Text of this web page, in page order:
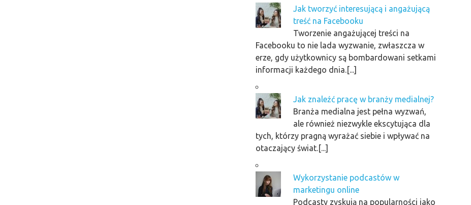
Jak tworzyć interesującą i angażującą
treść na Facebooku
Tworzenie angażującej treści na
Facebooku to nie lada wyzwanie, zwłaszcza w
erze, gdy użytkownicy są bombardowani setkami
informacji każdego dnia.[...]
Jak znaleźć pracę w branży medialnej?
Branża medialna jest pełna wyzwań,
ale również niezwykle ekscytująca dla
tych, którzy pragną wyrażać siebie i wpływać na
otaczający świat.[...]
Wykorzystanie podcastów w
marketingu online
Podcasty zyskują na popularności jako